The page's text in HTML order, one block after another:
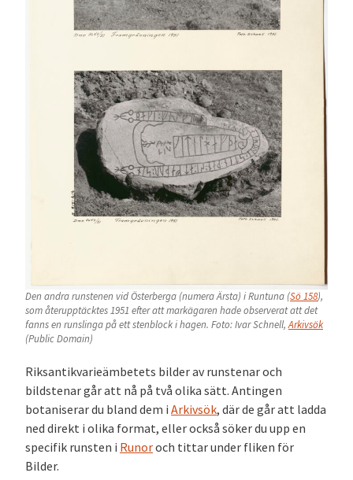
Den andra runstenen vid Österberga (numera Ärsta) i Runtuna (Sö 158),
som återupptäcktes 1951 efter att markägaren hade observerat att det
fanns en runslinga på ett stenblock i hagen. Foto: Ivar Schnell,Arkivsök
(Public Domain)
Riksantikvarieämbetets bilder av runstenar och
bildstenar går att nå på två olika sätt. Antingen
botaniserar du bland dem i Arkivsök, där de går att ladda
ned direkt i olika format, eller också söker du upp en
specifik runsten i Runoroch tittar under fliken för
Bilder.